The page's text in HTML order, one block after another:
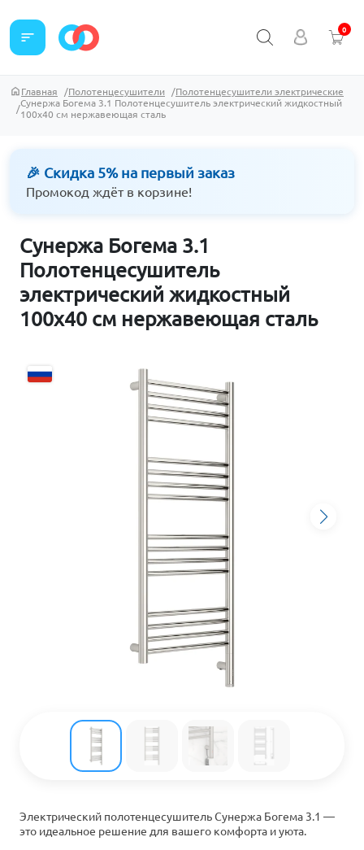
sort 0
Главная Полотенцесушители
Полотенцесушители электрические
Сунержа Богема 3.1 Полотенцесушитель электрический жидкостный
100х40 см нержавеющая сталь
🎉 Скидка 5% на первый заказ
Промокод ждёт в корзине!
Сунержа Богема 3.1
Полотенцесушитель
электрический жидкостный
100х40 см нержавеющая сталь
Электрический полотенцесушитель Сунержа Богема 3.1 —
это идеальное решение для вашего комфорта и уюта.